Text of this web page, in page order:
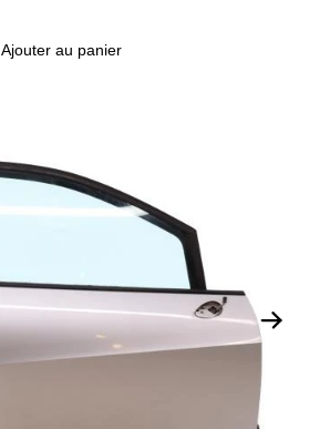
Ajouter au panier